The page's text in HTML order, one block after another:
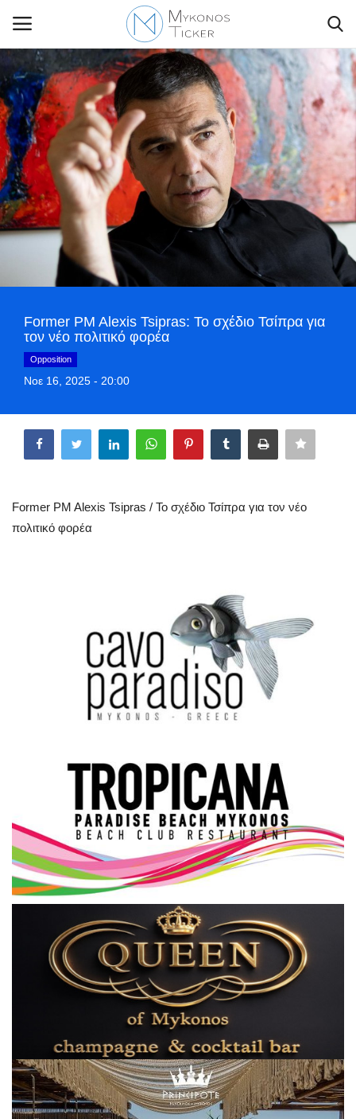
Contact Us
Politique
Business
World
Style Adorés
Greece
Entertainment
Arts & Culture
Mykonos Ticker TV
Σεβασμιώτατος Δωρόθεος Β’
Cost Of Living Crisis
Opinion + Analysis
L’Art des Sens
All News
Local Elections 2023
About
Elections 2023
Former PM Alexis Tsipras: Το σχέδιο Τσίπρα για
τον νέο πολιτικό φορέα
Opposition
Νοε 16, 2025 - 20:00
Former PM Alexis Tsipras / Το σχέδιο Τσίπρα για τον νέο
πολιτικό φορέα